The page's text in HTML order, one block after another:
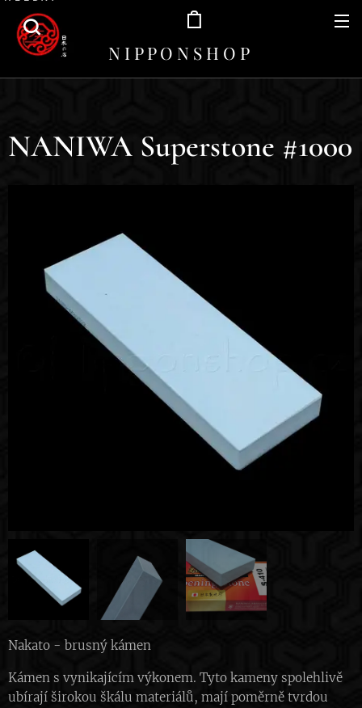
N I P P O N S H O P
NANIWA Superstone #1000
Nakato - brusný kámen
Kámen s vynikajícím výkonem. Tyto kameny spolehlivě
ubírají širokou škálu materiálů, mají poměrně tvrdou